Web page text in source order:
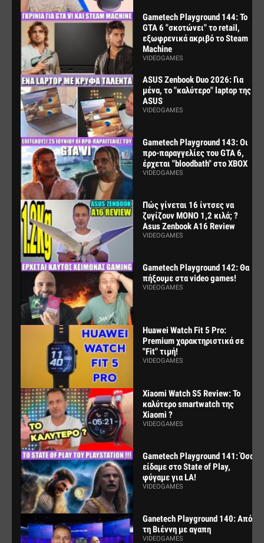
Gametech Playground 144: Το
GTA 6 "σκοτώνει" το retail,
εξωφρενικά ακριβό το Steam
Machine
VIDEOGAMES
ASUS Zenbook Duo 2026: Για
μένα, το "καλύτερο" laptop της
ASUS
VIDEOGAMES
Gametech Playground 143: Οι
προ-παραγγελίες του GTA 6,
έρχεται "bloodbath" στο XBOX
VIDEOGAMES
Πώς γίνεται 16 ίντσες να
ζυγίζουν ΜΟΝΟ 1,2 κιλά; ?
Asus Zenbook A16 Review
VIDEOGAMES
Gametech Playground 142: Θα
πήξουμε στα video games!
VIDEOGAMES
Huawei Watch Fit 5 Pro:
Premium χαρακτηριστικά σε
"Fit" τιμή!
VIDEOGAMES
Xiaomi Watch S5 Review: Το
καλύτερο smartwatch της
Xiaomi ?
VIDEOGAMES
Gametech Playground 141: Όσα
είδαμε στο State of Play,
φύγαμε για LA!
VIDEOGAMES
Ganetech Playground 140: Από
τη Βιέννη με αγαπη
VIDEOGAMES